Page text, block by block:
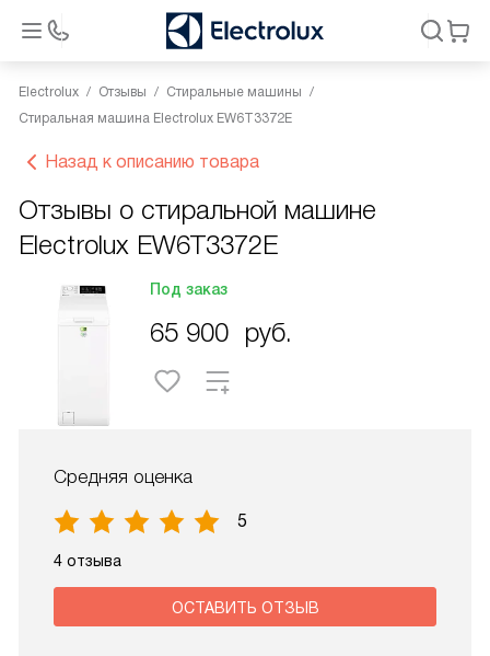
Electrolux Отзывы
Стиральные машины
Стиральная машина Electrolux EW6T3372E
Назад к описанию товара
Отзывы о стиральной машине
Electrolux EW6T3372E
Под заказ
65 900 руб.
Средняя оценка
5
4 отзыва
ОСТАВИТЬ ОТЗЫВ